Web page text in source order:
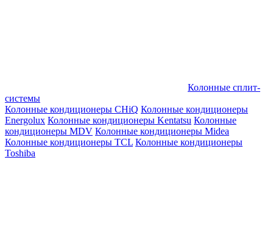
Колонные сплит-
системы
Колонные кондиционеры CHiQ Колонные кондиционеры
Energolux Колонные кондиционеры Kentatsu Колонные
кондиционеры MDV Колонные кондиционеры Midea
Колонные кондиционеры TCL Колонные кондиционеры
Toshiba